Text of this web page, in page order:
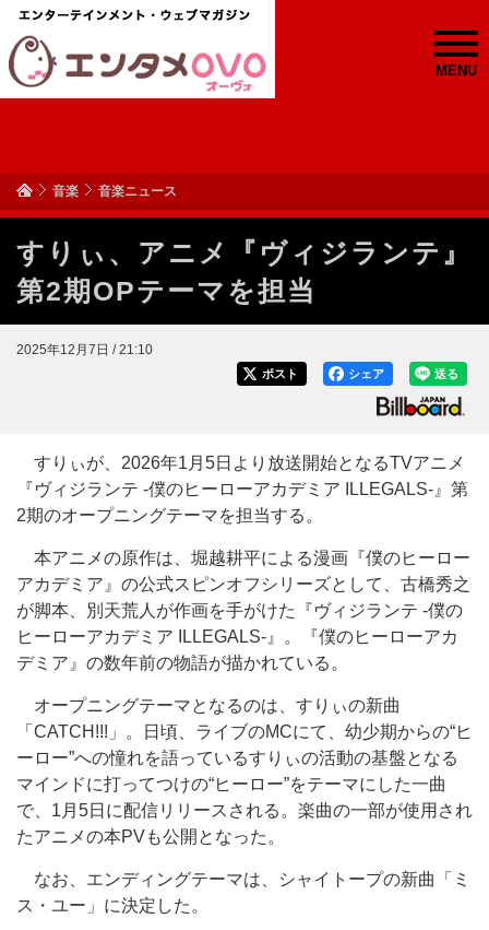
MENU
音楽 音楽ニュース
すりぃ、アニメ『ヴィジランテ』
第2期OPテーマを担当
2025年12月7日 / 21:10
送る
シェア
ポスト
すりぃが、2026年1月5日より放送開始となるTVアニメ
『ヴィジランテ -僕のヒーローアカデミア ILLEGALS-』第
2期のオープニングテーマを担当する。
本アニメの原作は、堀越耕平による漫画『僕のヒーロー
アカデミア』の公式スピンオフシリーズとして、古橋秀之
が脚本、別天荒人が作画を手がけた『ヴィジランテ -僕の
ヒーローアカデミア ILLEGALS-』。『僕のヒーローアカ
デミア』の数年前の物語が描かれている。
オープニングテーマとなるのは、すりぃの新曲
「CATCH!!!」。日頃、ライブのMCにて、幼少期からの“ヒ
ーロー”への憧れを語っているすりぃの活動の基盤となる
マインドに打ってつけの“ヒーロー”をテーマにした一曲
で、1月5日に配信リリースされる。楽曲の一部が使用され
たアニメの本PVも公開となった。
なお、エンディングテーマは、シャイトープの新曲「ミ
ス・ユー」に決定した。